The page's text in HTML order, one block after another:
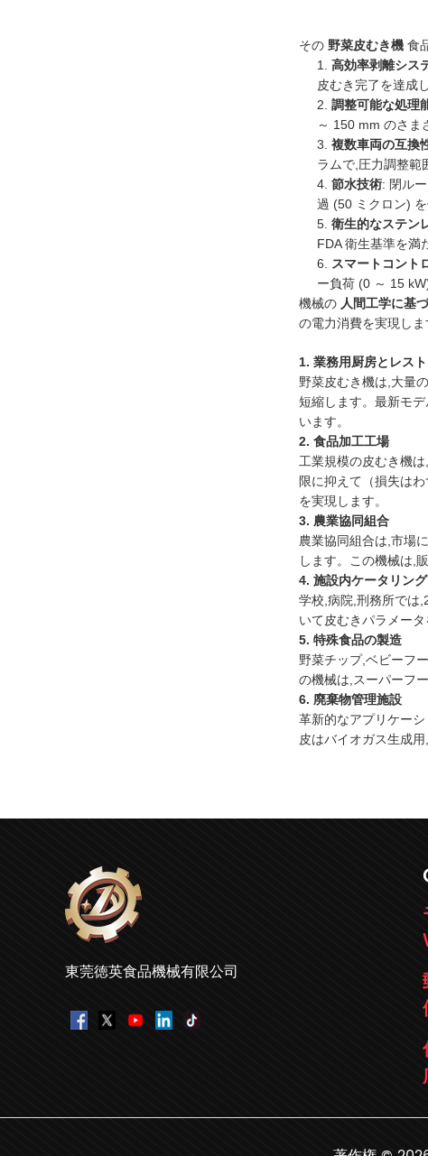
その 野菜皮むき機食
1. 高効率剥離シス
皮むき完了を達成
2. 調整可能な処理
～ 150 mm のさま
3. 複数車両の互換
ラムで,圧力調整範
4. 節水技術: 閉ル
過 (50 ミクロン) を
5. 衛生的なステン
FDA 衛生基準を満
6. スマートコント
ー負荷 (0 ～ 15
機械の 人間工学に基
の電力消費を実現し
1. 業務用厨房とレス
野菜皮むき機は,大量
短縮します。最新モ
います。
2. 食品加工工場
工業規模の皮むき機
限に抑えて（損失は
を実現します。
3. 農業協同組合
農業協同組合は,市場
します。この機械は,
4. 施設内ケータリング
学校,病院,刑務所では
いて皮むきパラメー
5. 特殊食品の製造
野菜チップ,ベビーフ
の機械は,スーパーフ
6. 廃棄物管理施設
革新的なアプリケー
皮はバイオガス生成
東莞徳英食品機械有限公司